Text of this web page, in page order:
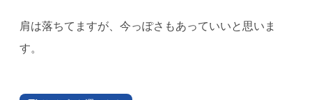
肩は落ちてますが、今っぽさもあっていいと思いま
す。